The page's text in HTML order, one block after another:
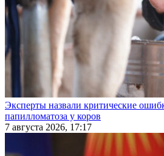
Эксперты назвали критические
папилломатоза у коров
7 августа 2026, 17:17